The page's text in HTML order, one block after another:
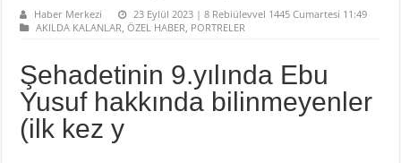
Haber Merkezi
23 Eylül 2023 | 8 Rebiülevvel 1445 Cumartesi 11:49
AKILDA KALANLAR,ÖZEL HABER, PORTRELER
Şehadetinin 9.yılında Ebu
Yusuf hakkında bilinmeyenler
(ilk kez y